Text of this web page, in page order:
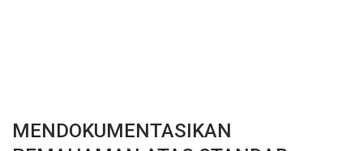
MENDOKUMENTASIKAN